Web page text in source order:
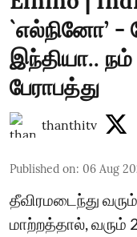
`எல்நினோ’ -
இந்தியா.. நம்
பேராபத்து
thanthitv
Published on: 06 Aug
தீவிரமடைந்து
மாற்றத்தால்,